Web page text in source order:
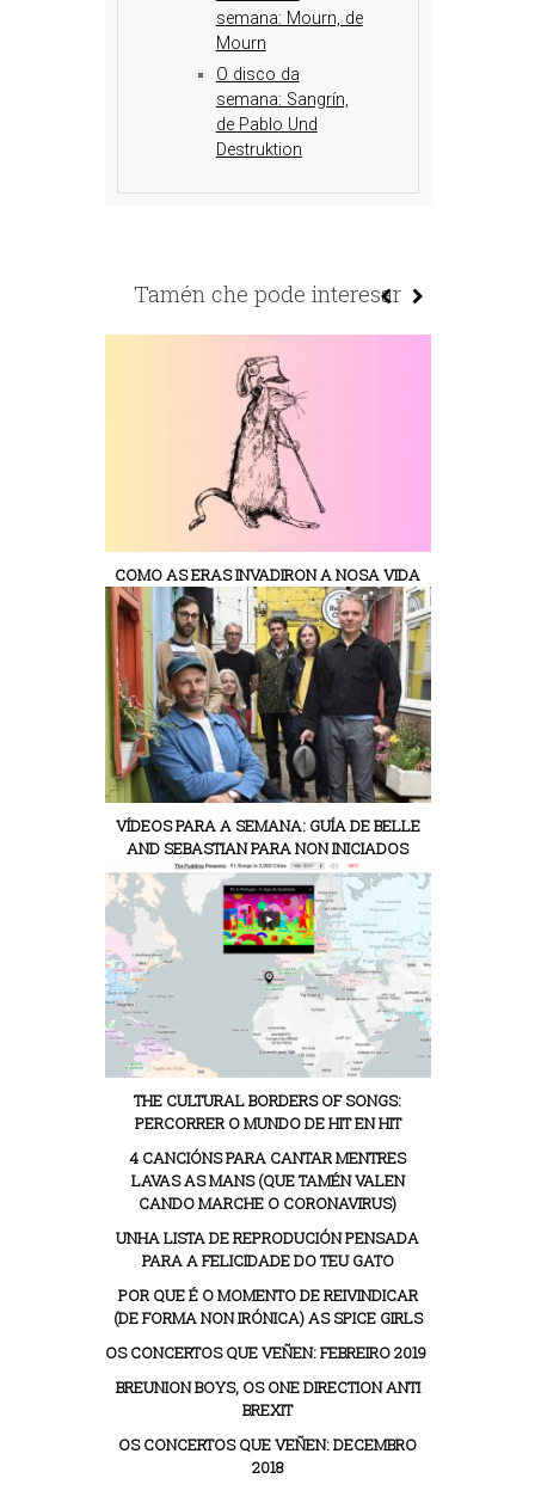
semana: Mourn, de
Mourn
O disco da
semana: Sangrín,
de Pablo Und
Destruktion
Tamén che pode interesar
COMO AS ERAS INVADIRON A NOSA VIDA
VÍDEOS PARA A SEMANA: GUÍA DE BELLE
AND SEBASTIAN PARA NON INICIADOS
THE CULTURAL BORDERS OF SONGS:
PERCORRER O MUNDO DE HIT EN HIT
4 CANCIÓNS PARA CANTAR MENTRES
LAVAS AS MANS (QUE TAMÉN VALEN
CANDO MARCHE O CORONAVIRUS)
UNHA LISTA DE REPRODUCIÓN PENSADA
PARA A FELICIDADE DO TEU GATO
POR QUE É O MOMENTO DE REIVINDICAR
(DE FORMA NON IRÓNICA) AS SPICE GIRLS
OS CONCERTOS QUE VEÑEN: FEBREIRO 2019
BREUNION BOYS, OS ONE DIRECTION ANTI
BREXIT
OS CONCERTOS QUE VEÑEN: DECEMBRO
2018